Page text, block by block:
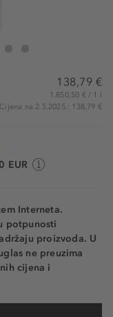
138,79 €
1.850,50 € / 1 l
Cijena na 2.5.2025.: 138,79 €
EUR
Interneta.
potpunosti
proizvoda. U
ne preuzima
cijena i